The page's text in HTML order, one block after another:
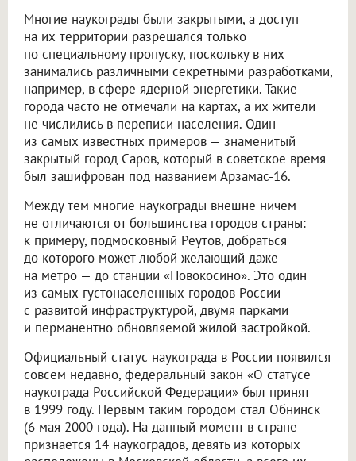
Многие наукограды были закрытыми, а доступ
на их территории разрешался только
по специальному пропуску, поскольку в них
занимались различными секретными разработками,
например, в сфере ядерной энергетики. Такие
города часто не отмечали на картах, а их жители
не числились в переписи населения. Один
из самых известных примеров — знаменитый
закрытый город Саров, который в советское время
был зашифрован под названием Арзамас-16.
Между тем многие наукограды внешне ничем
не отличаются от большинства городов страны:
к примеру, подмосковный Реутов, добраться
до которого может любой желающий даже
на метро — до станции «Новокосино». Это один
из самых густонаселенных городов России
с развитой инфраструктурой, двумя парками
и перманентно обновляемой жилой застройкой.
Официальный статус наукограда в России появился
совсем недавно, федеральный закон «О статусе
наукограда Российской Федерации» был принят
в 1999 году. Первым таким городом стал Обнинск
(6 мая 2000 года). На данный момент в стране
признается 14 наукоградов, девять из которых